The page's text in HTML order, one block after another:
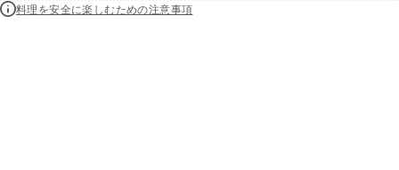
料理を安全に楽しむための注意事項